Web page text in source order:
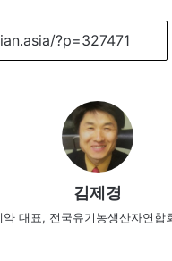
김제경
약 대표, 전국유기농생산자연합